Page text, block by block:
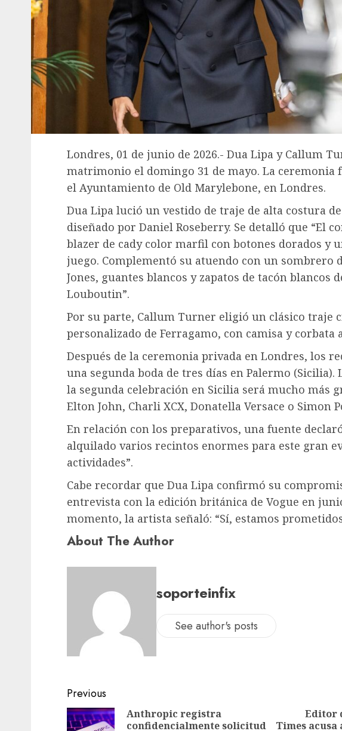
Londres, 01 de junio de 2026.- Dua Lipa y Callum
matrimonio el domingo 31 de mayo. La ceremonia
el Ayuntamiento de Old Marylebone, en Londres.
Dua Lipa lució un vestido de traje de alta costura
diseñado por Daniel Roseberry. Se detalló que “El
blazer de cady color marfil con botones dorados y
juego. Complementó su atuendo con un sombrero
Jones, guantes blancos y zapatos de tacón blancos
Louboutin”.
Por su parte, Callum Turner eligió un clásico traje
personalizado de Ferragamo, con camisa y corbata
Después de la ceremonia privada en Londres, los
una segunda boda de tres días en Palermo
la segunda celebración en Sicilia será mucho más
Elton John, Charli XCX, Donatella Versace o Simon
En relación con los preparativos, una fuente
alquilado varios recintos enormes para este gran
actividades”.
Cabe recordar que Dua Lipa confirmó su
entrevista con la edición británica de Vogue en
momento, la artista señaló: “Sí, estamos
About The Author
soporteinfix
See author's posts
Previous
Anthropic registra
confidencialmente solicitud
Editor
Times acusa